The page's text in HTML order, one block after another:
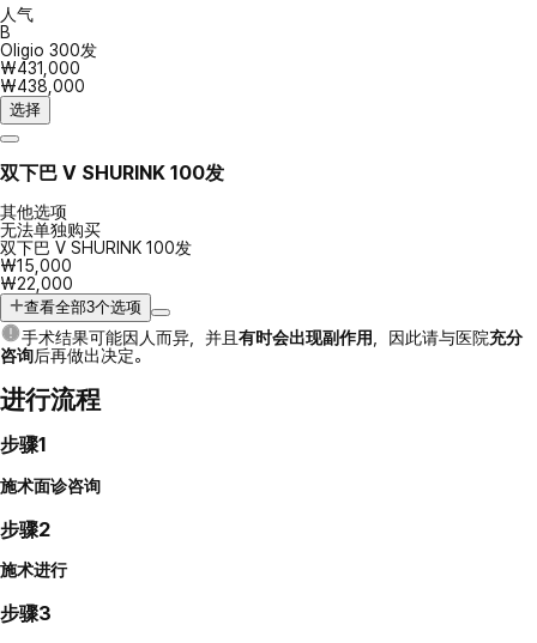
人气
B
Oligio 300发
₩431,000
₩438,000
选择
双下巴 V SHURINK 100发
其他选项
无法单独购买
双下巴 V SHURINK 100发
₩15,000
₩22,000
查看全部3个选项
手术结果可能因人而异，并且有时会出现副作用 ，因此请与医院充分
咨询后再做出决定。
进行流程
步骤1
施术面诊咨询
步骤2
施术进行
步骤3